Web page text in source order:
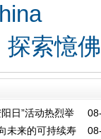
探索憶
日”活动热烈举
未来的可持续寿